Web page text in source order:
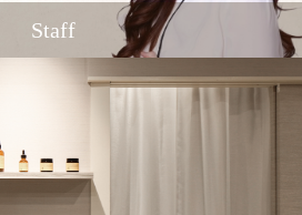
Staff